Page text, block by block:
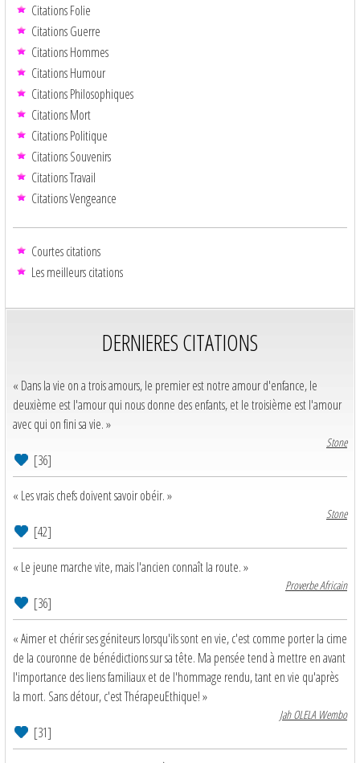
Citations Folie
Citations Guerre
Citations Hommes
Citations Humour
Citations Philosophiques
Citations Mort
Citations Politique
Citations Souvenirs
Citations Travail
Citations Vengeance
Courtes citations
Les meilleurs citations
DERNIERES CITATIONS
« Dans la vie on a trois amours, le premier est notre amour d'enfance, le
deuxième est l'amour qui nous donne des enfants, et le troisième est l'amour
avec qui on fini sa vie. »
Stone
[36]
« Les vrais chefs doivent savoir obéir. »
Stone
[42]
« Le jeune marche vite, mais l'ancien connaît la route. »
Proverbe Africain
[36]
« Aimer et chérir ses géniteurs lorsqu'ils sont en vie, c'est comme porter la cime
de la couronne de bénédictions sur sa tête. Ma pensée tend à mettre en avant
l'importance des liens familiaux et de l'hommage rendu, tant en vie qu'après
la mort. Sans détour, c'est ThérapeuEthique! »
Jah OLELA Wembo
[31]